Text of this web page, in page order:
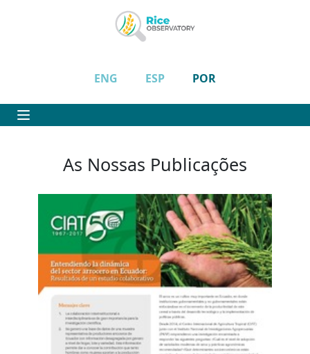
ENG ESP POR
As Nossas Publicações